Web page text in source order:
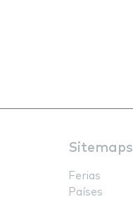
Sitemaps
Ferias
Países